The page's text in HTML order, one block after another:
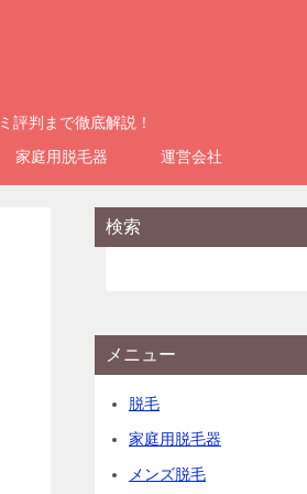
評判まで徹底解説！
家庭用脱毛器
運営会社
検索
メニュー
脱毛
家庭用脱毛器
メンズ脱毛